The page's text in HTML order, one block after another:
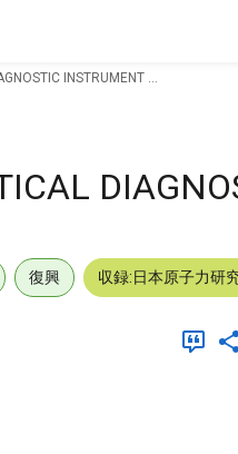
INSTRUMENT ...
復興 収録:日本原子力研